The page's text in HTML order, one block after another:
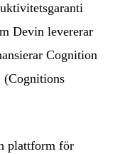
Devin levererar
Cognition
(Cognitions
plattform för